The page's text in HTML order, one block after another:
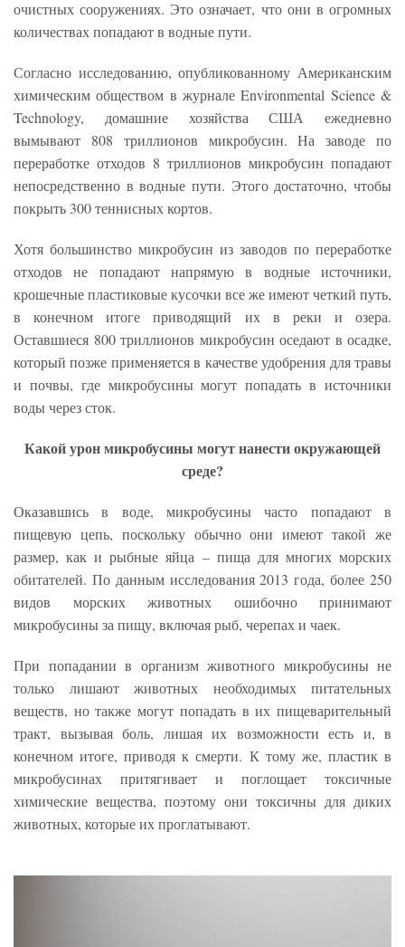
очистных сооружениях. Это означает, что они в огромных
количествах попадают в водные пути.
Согласно исследованию, опубликованному Американским
химическим обществом в журнале Environmental Science &
Technology, домашние хозяйства США ежедневно
вымывают 808 триллионов микробусин. На заводе по
переработке отходов 8 триллионов микробусин попадают
непосредственно в водные пути. Этого достаточно, чтобы
покрыть 300 теннисных кортов.
Хотя большинство микробусин из заводов по переработке
отходов не попадают напрямую в водные источники,
крошечные пластиковые кусочки все же имеют четкий путь,
в конечном итоге приводящий их в реки и озера.
Оставшиеся 800 триллионов микробусин оседают в осадке,
который позже применяется в качестве удобрения для травы
и почвы, где микробусины могут попадать в источники
воды через сток.
Какой урон микробусины могут нанести окружающей
среде?
Оказавшись в воде, микробусины часто попадают в
пищевую цепь, поскольку обычно они имеют такой же
размер, как и рыбные яйца – пища для многих морских
обитателей. По данным исследования 2013 года, более 250
видов морских животных ошибочно принимают
микробусины за пищу, включая рыб, черепах и чаек.
При попадании в организм животного микробусины не
только лишают животных необходимых питательных
веществ, но также могут попадать в их пищеварительный
тракт, вызывая боль, лишая их возможности есть и, в
конечном итоге, приводя к смерти. К тому же, пластик в
микробусинах притягивает и поглощает токсичные
химические вещества, поэтому они токсичны для диких
животных, которые их проглатывают.